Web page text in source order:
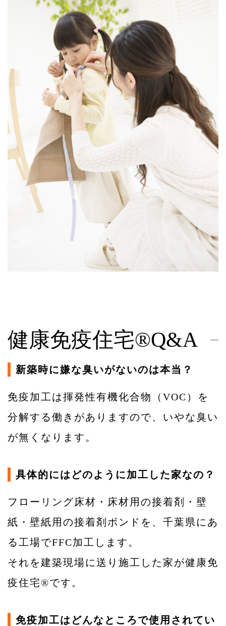
健康免疫住宅®Q&A
新築時に嫌な臭いがないのは本当？
免疫加工は揮発性有機化合物（VOC）を
分解する働きがありますので、いやな臭い
が無くなります。
具体的にはどのように加工した家なの？
フローリング床材・床材用の接着剤・壁
紙・壁紙用の接着剤ボンドを、千葉県にあ
る工場でFFC加工します。
それを建築現場に送り施工した家が健康免
疫住宅®です。
免疫加工はどんなところで使用されてい